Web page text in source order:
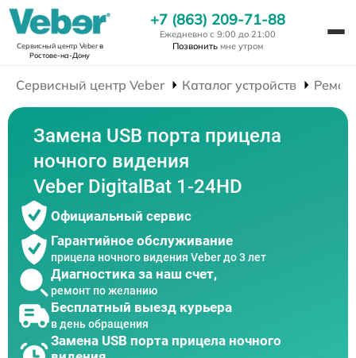
Сервисный центр Veberв
Ростове-на-Дону
+7 (863) 209-71-88
Ежедневно с 9:00 до 21:00
Позвонить мне утром
Сервисный центр Veber Каталог устройств
Замена USB порта прицела
ночного видения
Veber DigitalBat 1-24HD
Официальный сервис
Гарантийное обслуживание
прицела ночного видения Veber до 3 лет
Диагностика за наш счет,
ремонт по желанию
Бесплатный выезд курьера
в день обращения
Замена USB порта прицела ночного